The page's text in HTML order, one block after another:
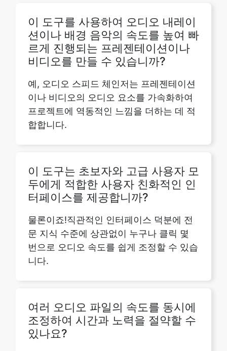
비디오를 만들 수 있습니까?
예, 오디오 스피드 체인저는 프레젠테이션
이나 비디오의 오디오 요소를 가속화하여
프로젝트에 역동적인 느낌을 더하는 데 적
합합니다.
이 도구는 초보자와 고급 사용자 모
물론이죠!직관적인 인터페이스 덕분에 전
문 지식 수준에 상관없이 누구나 클릭 몇
번으로 오디오 속도를 쉽게 조정할 수 있습
니다.
여러 오디오 파일의 속도를 동시에
물론이죠!저희 도구는 일괄 처리를 지원하
므로 여러 오디오 파일의 속도를 한 번에
수정하여 워크플로를 간소화할 수 있습니